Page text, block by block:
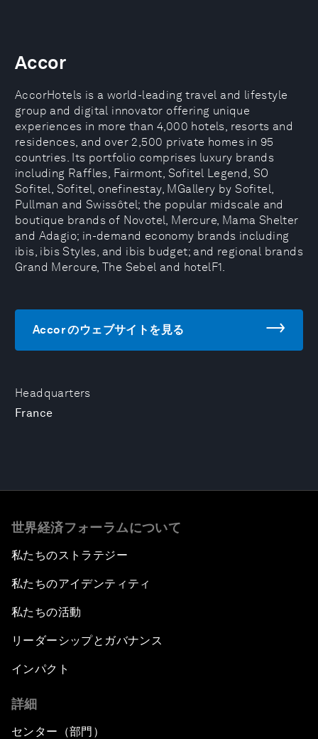
Headquarters
France
Accor
AccorHotels is a world-leading travel and lifestyle
group and digital innovator offering unique
experiences in more than 4,000 hotels, resorts and
residences, and over 2,500 private homes in 95
countries. Its portfolio comprises luxury brands
including Raffles, Fairmont, Sofitel Legend, SO
Sofitel, Sofitel, onefinestay, MGallery by Sofitel,
Pullman and Swissôtel; the popular midscale and
boutique brands of Novotel, Mercure, Mama Shelter
and Adagio; in-demand economy brands including
ibis, ibis Styles, and ibis budget; and regional brands
Grand Mercure, The Sebel and hotelF1.
Accor のウェブサイトを見る
世界経済フォーラムについて
私たちのストラテジー
私たちのアイデンティティ
私たちの活動
リーダーシップとガバナンス
インパクト
詳細
センター（部門）